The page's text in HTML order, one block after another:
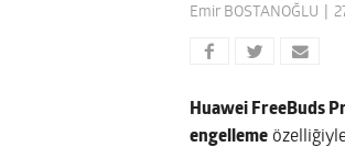
Emir BOSTANOĞLU
Huawei FreeBuds
engelleme